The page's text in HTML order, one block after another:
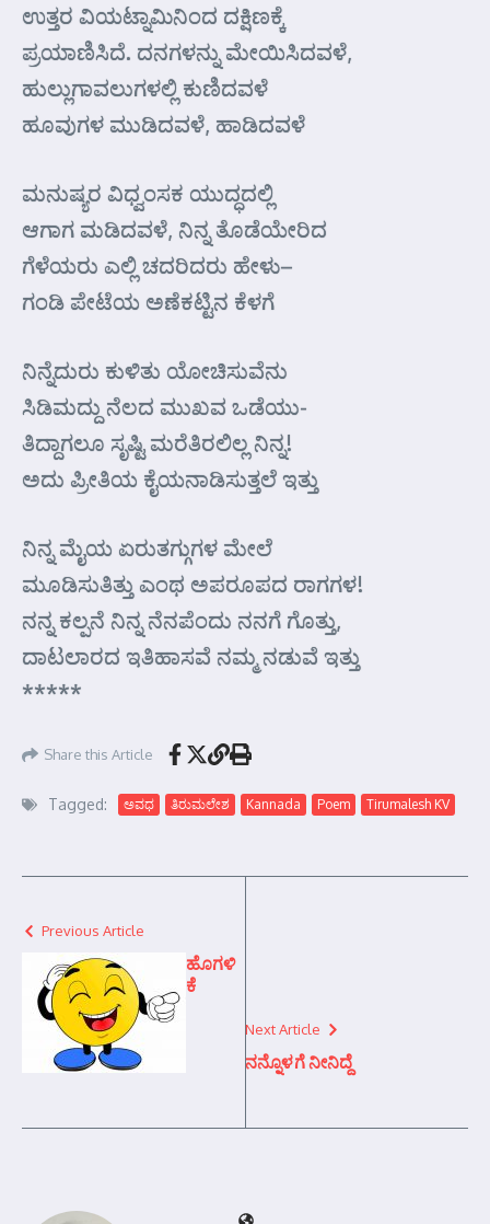
ಉತ್ತರ ವಿಯಟ್ನಾಮಿನಿಂದ ದಕ್ಷಿಣಕ್ಕೆ
ಪ್ರಯಾಣಿಸಿದೆ. ದನಗಳನ್ನು ಮೇಯಿಸಿದವಳೆ,
ಹುಲ್ಲುಗಾವಲುಗಳಲ್ಲಿ ಕುಣಿದವಳೆ
ಹೂವುಗಳ ಮುಡಿದವಳೆ, ಹಾಡಿದವಳೆ
ಮನುಷ್ಯರ ವಿಧ್ವಂಸಕ ಯುದ್ಧದಲ್ಲಿ
ಆಗಾಗ ಮಡಿದವಳೆ, ನಿನ್ನ ತೊಡೆಯೇರಿದ
ಗೆಳೆಯರು ಎಲ್ಲಿ ಚದರಿದರು ಹೇಳು–
ಗಂಡಿ ಪೇಟೆಯ ಅಣೆಕಟ್ಟಿನ ಕೆಳಗೆ
ನಿನ್ನೆದುರು ಕುಳಿತು ಯೋಚಿಸುವೆನು
ಸಿಡಿಮದ್ದು ನೆಲದ ಮುಖವ ಒಡೆಯು-
ತಿದ್ದಾಗಲೂ ಸೃಷ್ಟಿ ಮರೆತಿರಲಿಲ್ಲ ನಿನ್ನ!
ಅದು ಪ್ರೀತಿಯ ಕೈಯನಾಡಿಸುತ್ತಲೆ ಇತ್ತು
ನಿನ್ನ ಮೈಯ ಏರುತಗ್ಗುಗಳ ಮೇಲೆ
ಮೂಡಿಸುತಿತ್ತು ಎಂಥ ಅಪರೂಪದ ರಾಗಗಳ!
ನನ್ನ ಕಲ್ಪನೆ ನಿನ್ನ ನೆನಪೆಂದು ನನಗೆ ಗೊತ್ತು,
ದಾಟಲಾರದ ಇತಿಹಾಸವೆ ನಮ್ಮ ನಡುವೆ ಇತ್ತು
*****
Share this Article
Tagged: ಅವಧ ತಿರುಮಲೇಶ Kannada Poem Tirumalesh KV
Previous Article
ಹೊಗಳಿ
ಕೆ
Next Article
ನನ್ನೊಳಗೆ ನೀನಿದ್ದೆ